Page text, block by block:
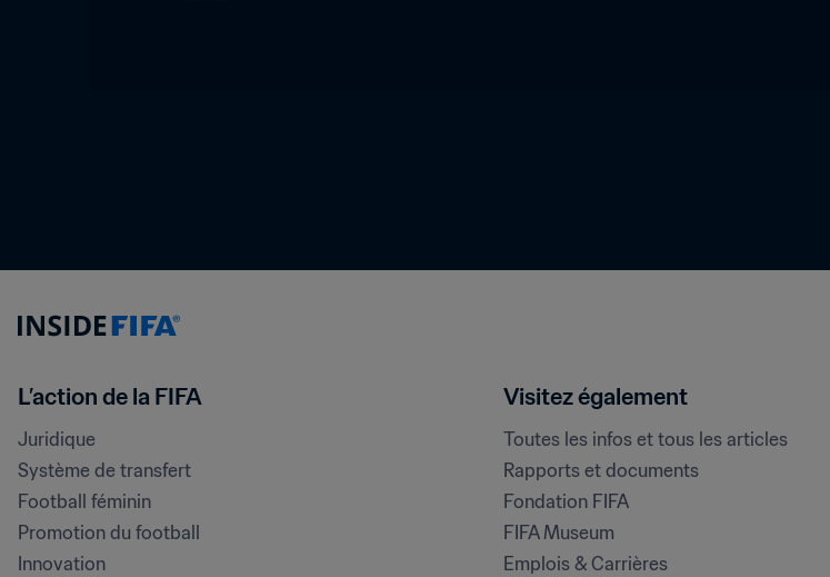
L’action de la FIFA
Juridique
Système de transfert
Football féminin
Promotion du football
Innovation
Visitez également
Toutes les infos et tous les articles
Rapports et documents
Fondation FIFA
FIFA Museum
Emplois & Carrières